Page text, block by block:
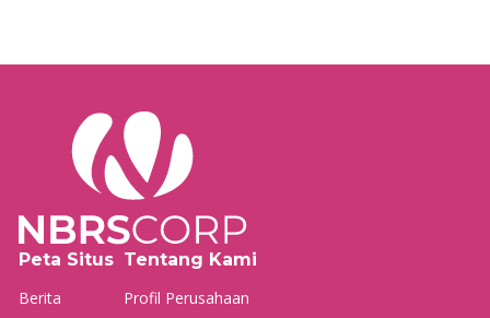
Peta Situs
Berita
Tentang Kami
Profil Perusahaan